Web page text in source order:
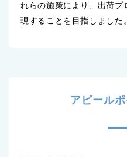
れらの施策により、出荷プ
現することを目指しました。
アピール